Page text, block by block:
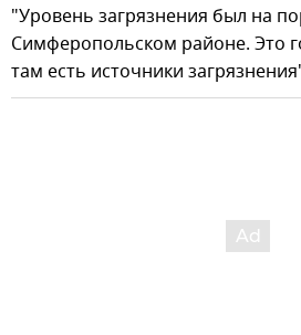
"Уровень загрязнения был на
Симферопольском районе. Это
там есть источники